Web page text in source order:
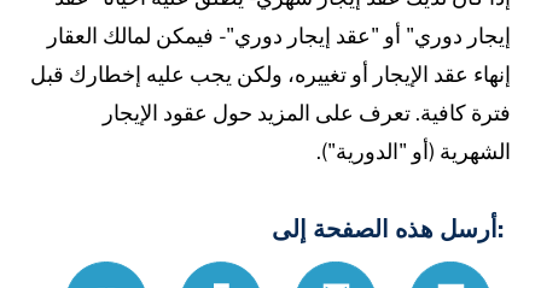
إيجار دوري" أو "عقد إيجار دوري" - فيمكن لمالك العقار
إنهاء عقد الإيجار أو تغييره، ولكن يجب عليه إخطارك قبل
فترة كافية. تعرف على المزيد حول عقود الإيجار
الشهرية (أو "الدورية").
:أرسل هذه الصفحة إلى
Text
Email
Print
Link